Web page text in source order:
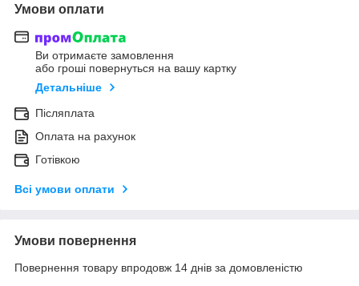
Умови оплати
Ви отримаєте замовлення
або гроші повернуться на вашу картку
Детальніше
Післяплата
Оплата на рахунок
Готівкою
Всі умови оплати
Умови повернення
Повернення товару впродовж 14 днів за домовленістю